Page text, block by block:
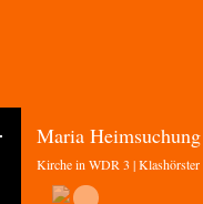
Maria Heimsuchung
Kirche in WDR 3 | Klashörster